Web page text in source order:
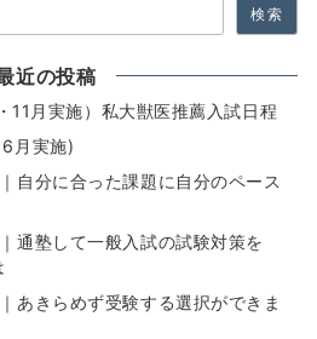
検索
近の投稿
月実施）私大獣医推薦入試日程
月実施)
自分に合った課題に自分のペース
通塾して一般入試の試験対策を
あきらめず受験する選択ができま